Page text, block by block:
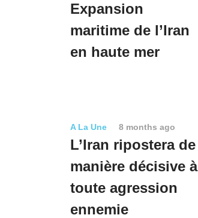
Expansion
maritime de l’Iran
en haute mer
A La Une 8 months ago
L’Iran ripostera de
manière décisive à
toute agression
ennemie